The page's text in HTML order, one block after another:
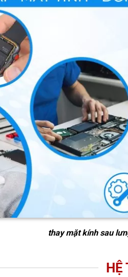
thay mặt kính sau
HỆ